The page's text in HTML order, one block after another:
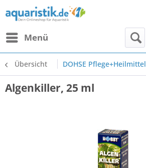
Menü
Übersicht DOHSE Pflege+Heilmittel
Algenkiller, 25 ml